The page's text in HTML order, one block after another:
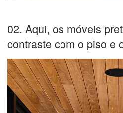
02. Aqui, os móveis
contraste com o piso e